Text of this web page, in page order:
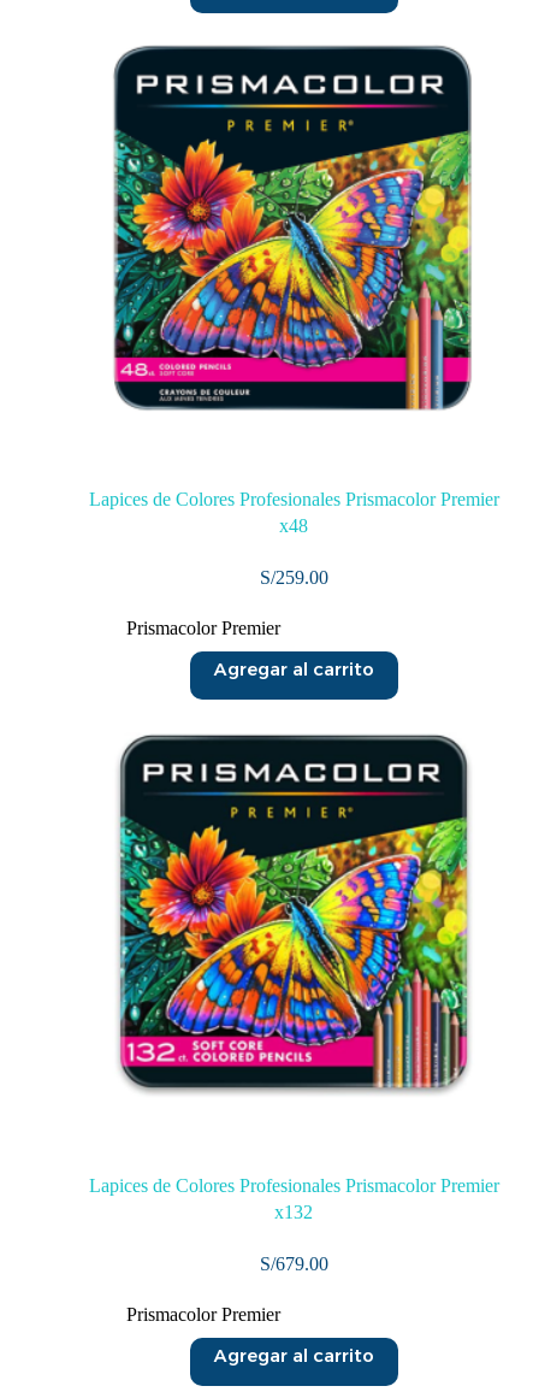
Lapices de Colores Profesionales Prismacolor Premier
x48
S/259.00
Prismacolor Premier
Agregar al carrito
Lapices de Colores Profesionales Prismacolor Premier
x132
S/679.00
Prismacolor Premier
Agregar al carrito